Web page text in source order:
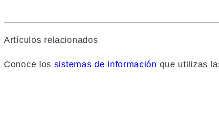
Artículos relacionados
Conoce los sistemas de información que utilizas